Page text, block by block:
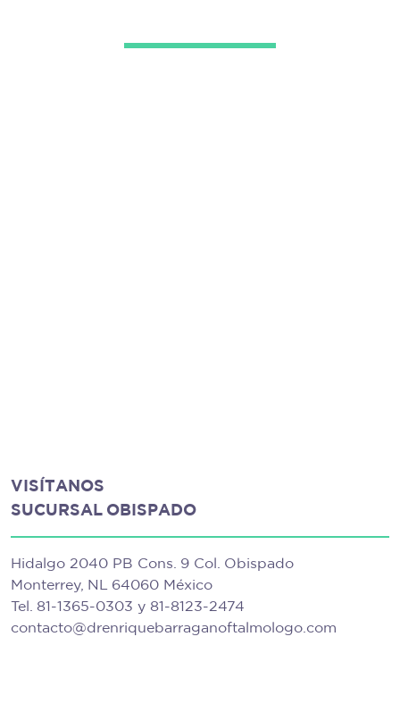
VISÍTANOS
SUCURSAL OBISPADO
Hidalgo 2040 PB Cons. 9 Col. Obispado
Monterrey, NL 64060 México
Tel. 81-1365-0303 y 81-8123-2474
contacto@drenriquebarraganoftalmologo.com